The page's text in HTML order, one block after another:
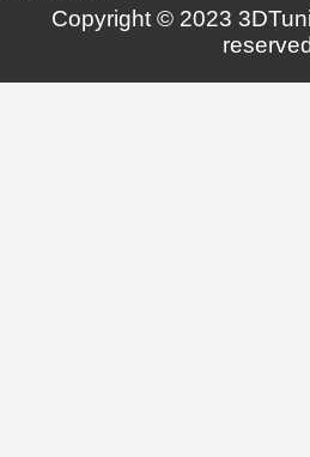
Copyright © 2023